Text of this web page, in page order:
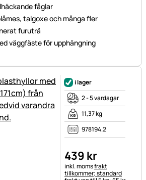
fåglar
talgoxe och många fler
furuträ
väggfäste för upphängning
i lager
2 - 5 vardagar
11,37 kg
978194.2
439 kr
Skatteinformation:
inkl. momsfrakt
tillkommer; standard